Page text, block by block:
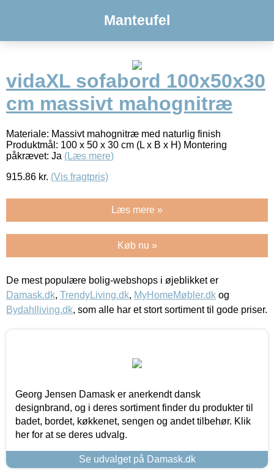
Manteufel
vidaXL sofabord 100x50x30
cm massivt mahognitræ
Materiale: Massivt mahognitræ med naturlig finish
Produktmål: 100 x 50 x 30 cm (L x B x H) Montering
påkrævet: Ja (Læs mere)
915.86 kr. (Vis fragtpris)
Læs mere »
Køb nu »
De mest populære bolig-webshops i øjeblikket er
Damask.dk, TrendyLiving.dk, MyHomeMøbler.dk og
Bydahlliving.dk, som alle har et stort sortiment til gode priser.
Georg Jensen Damask er anerkendt dansk
designbrand, og i deres sortiment finder du produkter til
badet, bordet, køkkenet, sengen og andet tilbehør. Klik
her for at se deres udvalg.
Se udvalget på Damask.dk